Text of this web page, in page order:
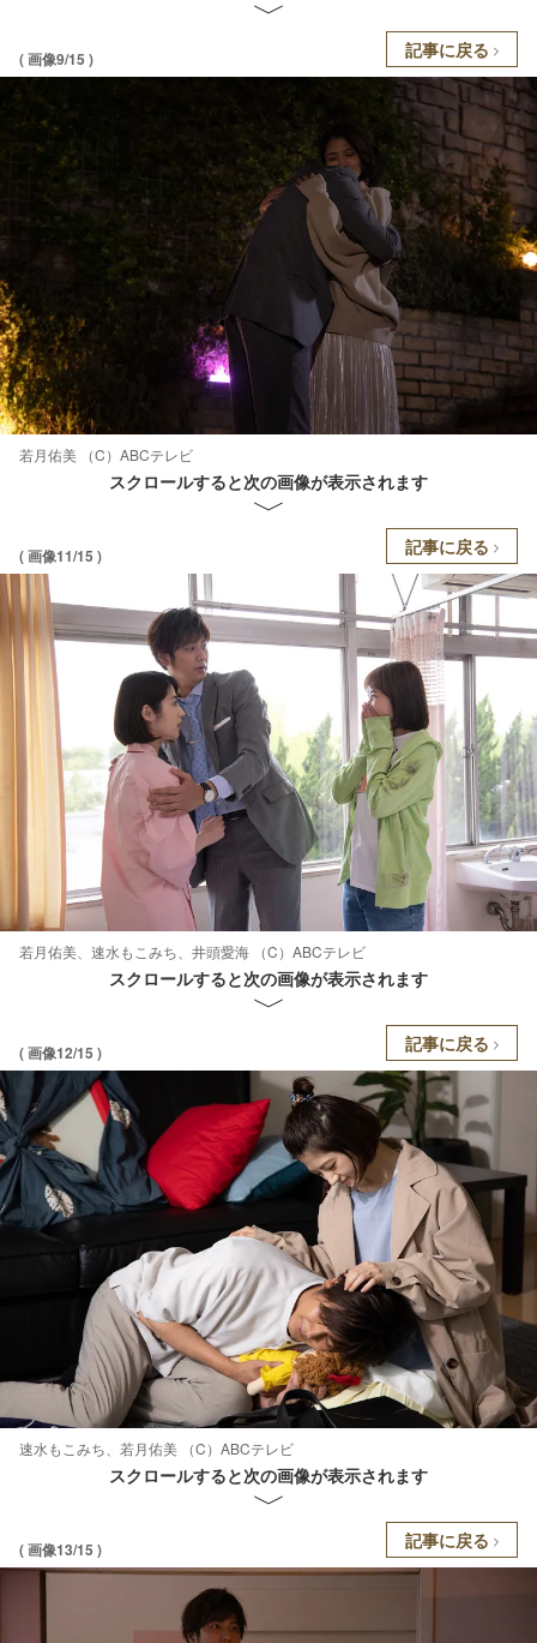
( 画像9/15 ) 記事に戻る
若月佑美 （C）ABCテレビ
スクロールすると次の画像が表示されます
( 画像11/15 ) 記事に戻る
若月佑美、速水もこみち、井頭愛海 （C）ABCテレビ
スクロールすると次の画像が表示されます
( 画像12/15 ) 記事に戻る
速水もこみち、若月佑美 （C）ABCテレビ
スクロールすると次の画像が表示されます
( 画像13/15 ) 記事に戻る